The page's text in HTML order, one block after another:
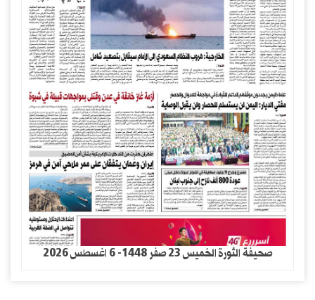
صحيفة الثورة الخميس 23 صفر 1448- 6 اغسطس 2026